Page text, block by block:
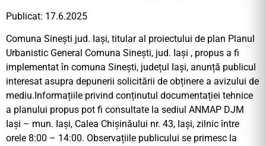
Publicat: 17.6.2025
Comuna Sinești jud. Iași, titular al proiectului de plan Planul
Urbanistic General Comuna Sinești, jud. Iași , propus a fi
implementat în comuna Sinești, județul Iași, anunță publicul
interesat asupra depunerii solicitării de obținere a avizului de
mediu.Informațiile privind conținutul documentației tehnice
a planului propus pot fi consultate la sediul ANMAP DJM
Iași – mun. Iași, Calea Chișinăului nr. 43, Iași, zilnic între
orele 8:00 – 14:00. Observațiile publicului se primesc la